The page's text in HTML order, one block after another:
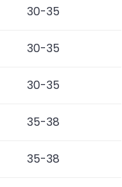
30-35
30-35
30-35
35-38
35-38